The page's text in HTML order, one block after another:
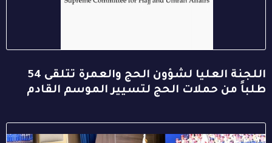
اللجنة العليا لشؤون الحج والعمرة تتلقى 54
طلباً من حملات الحج لتسيير الموسم القادم